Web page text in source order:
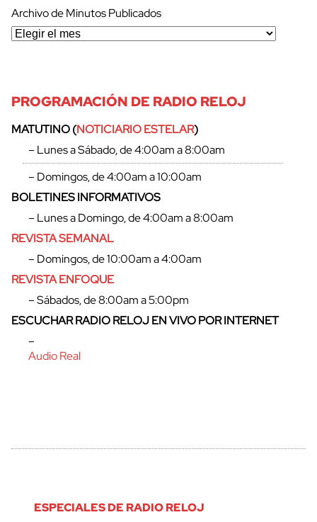
Archivo de Minutos Publicados
PROGRAMACIÓN DE RADIO RELOJ
MATUTINO (NOTICIARIO ESTELAR)
– Lunes a Sábado, de 4:00am a 8:00am
– Domingos, de 4:00am a 10:00am
BOLETINES INFORMATIVOS
– Lunes a Domingo, de 4:00am a 8:00am
REVISTA SEMANAL
– Domingos, de 10:00am a 4:00am
REVISTA ENFOQUE
– Sábados, de 8:00am a 5:00pm
ESCUCHAR RADIO RELOJ EN VIVO POR INTERNET
–
Audio Real
ESPECIALES DE RADIO RELOJ